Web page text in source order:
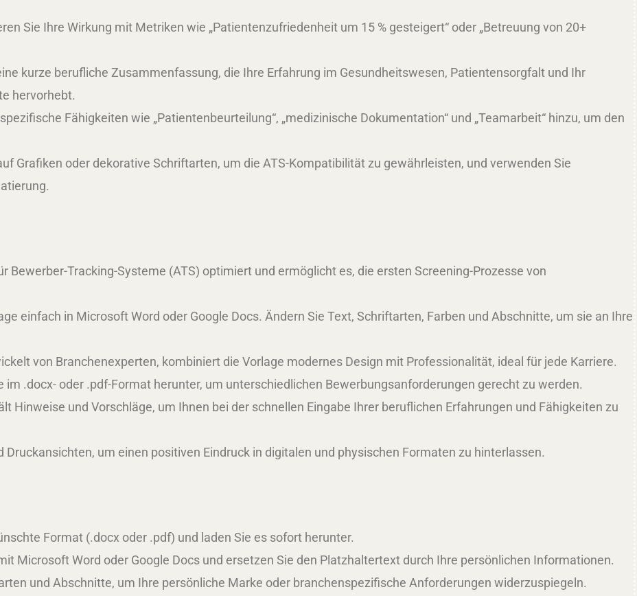
Sie Ihre Wirkung mit Metriken wie „Patientenzufriedenheit um 15 % gesteigert“ oder „Betreuung von 20+
kurze berufliche Zusammenfassung, die Ihre Erfahrung im Gesundheitswesen, Patientensorgfalt und Ihr
hervorhebt.
Fähigkeiten wie „Patientenbeurteilung“, „medizinische Dokumentation“ und „Teamarbeit“ hinzu, um den
Grafiken oder dekorative Schriftarten, um die ATS-Kompatibilität zu gewährleisten, und verwenden Sie
Bewerber-Tracking-Systeme (ATS) optimiert und ermöglicht es, die ersten Screening-Prozesse von
einfach in Microsoft Word oder Google Docs. Ändern Sie Text, Schriftarten, Farben und Abschnitte, um sie an Ihre
von Branchenexperten, kombiniert die Vorlage modernes Design mit Professionalität, ideal für jede Karriere.
im .docx- oder .pdf-Format herunter, um unterschiedlichen Bewerbungsanforderungen gerecht zu werden.
Hinweise und Vorschläge, um Ihnen bei der schnellen Eingabe Ihrer beruflichen Erfahrungen und Fähigkeiten zu
Druckansichten, um einen positiven Eindruck in digitalen und physischen Formaten zu hinterlassen.
Format (.docx oder .pdf) und laden Sie es sofort herunter.
Microsoft Word oder Google Docs und ersetzen Sie den Platzhaltertext durch Ihre persönlichen Informationen.
und Abschnitte, um Ihre persönliche Marke oder branchenspezifische Anforderungen widerzuspiegeln.